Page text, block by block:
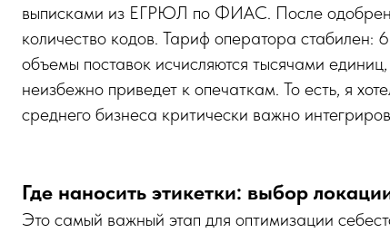
выписками из ЕГРЮЛ по ФИАС. После
количество кодов. Тариф оператора стабилен:
объемы поставок исчисляются тысячами
неизбежно приведет к опечаткам. То есть, я
среднего бизнеса критически важно
Где наносить этикетки: выбор
Это самый важный этап для оптимизации